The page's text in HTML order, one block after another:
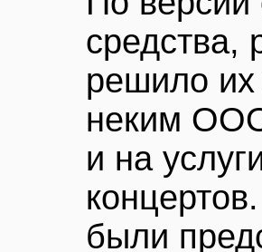
средства,
решило их
неким
и на
были